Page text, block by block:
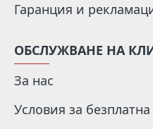
Гаранция и
ОБСЛУЖВАНЕ НА
За нас
Условия за безплатна